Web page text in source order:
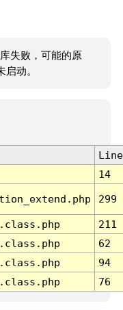
失败，可能的原
动。
Line
14
299
211
62
94
76